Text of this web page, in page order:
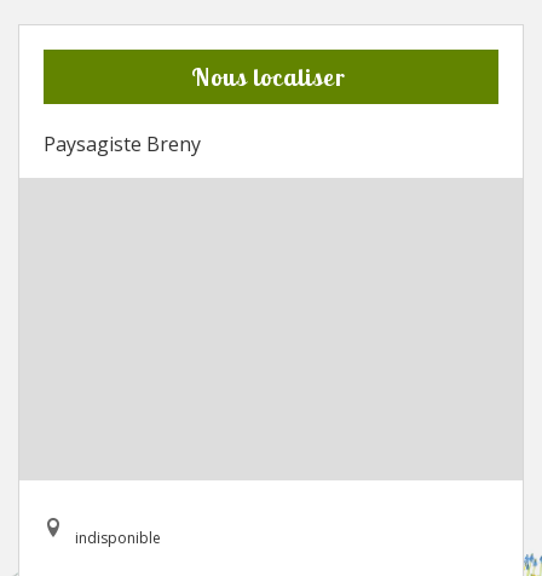
Nous localiser
Paysagiste Breny
indisponible